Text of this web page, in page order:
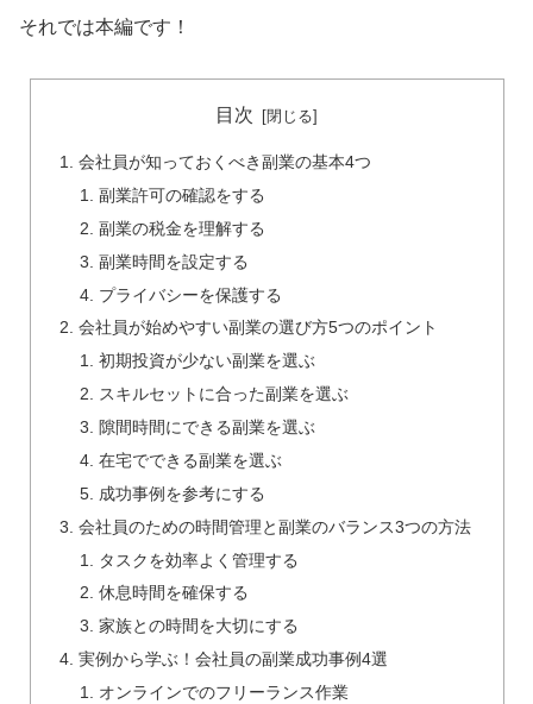
それでは本編です！
目次
会社員が知っておくべき副業の基本4つ
副業許可の確認をする
副業の税金を理解する
副業時間を設定する
プライバシーを保護する
会社員が始めやすい副業の選び方5つのポイント
初期投資が少ない副業を選ぶ
スキルセットに合った副業を選ぶ
隙間時間にできる副業を選ぶ
在宅でできる副業を選ぶ
成功事例を参考にする
会社員のための時間管理と副業のバランス3つの方法
タスクを効率よく管理する
休息時間を確保する
家族との時間を大切にする
実例から学ぶ！会社員の副業成功事例4選
オンラインでのフリーランス作業